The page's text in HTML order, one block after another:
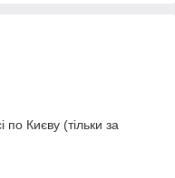
по Києву (тільки за